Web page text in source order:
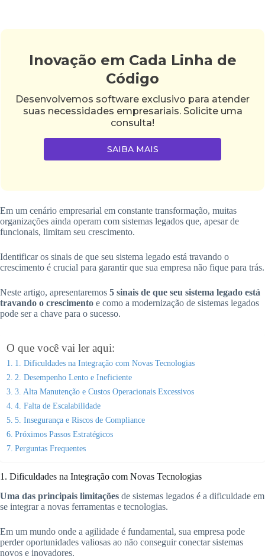
Inovação em Cada Linha de
Código
Desenvolvemos software exclusivo para atender
suas necessidades empresariais. Solicite uma
consulta!
SAIBA MAIS
Em um cenário empresarial em constante transformação, muitas
organizações ainda operam com sistemas legados que, apesar de
funcionais, limitam seu crescimento.
Identificar os sinais de que seu sistema legado está travando o
crescimento é crucial para garantir que sua empresa não fique para trás.
Neste artigo, apresentaremos 5 sinais de que seu sistema legado está
travando o crescimento e como a modernização de sistemas legados
pode ser a chave para o sucesso.
O que você vai ler aqui:
1. Dificuldades na Integração com Novas Tecnologias
2. Desempenho Lento e Ineficiente
3. Alta Manutenção e Custos Operacionais Excessivos
4. Falta de Escalabilidade
5. Insegurança e Riscos de Compliance
Próximos Passos Estratégicos
Perguntas Frequentes
1. Dificuldades na Integração com Novas Tecnologias
Uma das principais limitações de sistemas legados é a dificuldade em
se integrar a novas ferramentas e tecnologias.
Em um mundo onde a agilidade é fundamental, sua empresa pode
perder oportunidades valiosas ao não conseguir conectar sistemas
novos e inovadores.